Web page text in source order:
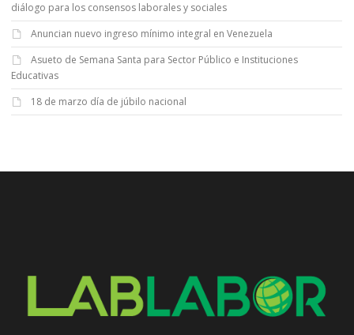
diálogo para los consensos laborales y sociales
Anuncian nuevo ingreso mínimo integral en Venezuela
Asueto de Semana Santa para Sector Público e Instituciones
Educativas
18 de marzo día de júbilo nacional